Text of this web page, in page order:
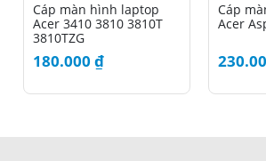
Cáp màn hình laptop
Acer 3410 3810 3810T
3810TZG
180.000 ₫
Cáp
Acer